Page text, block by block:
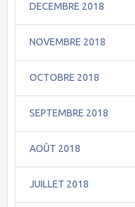
DECEMBRE 2018
NOVEMBRE 2018
OCTOBRE 2018
SEPTEMBRE 2018
AOÛT 2018
JUILLET 2018